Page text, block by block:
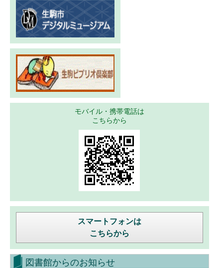
モバイル・携帯電話は
こちらから
スマートフォンは
こちらから
図書館からのお知らせ